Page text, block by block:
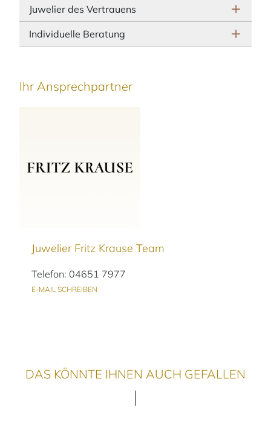
Ihr Ansprechpartner
Juwelier Fritz Krause Team
Telefon: 04651 7977
E-MAIL SCHREIBEN
Juwelier des Vertrauens
Individuelle Beratung
DAS KÖNNTE IHNEN AUCH GEFALLEN